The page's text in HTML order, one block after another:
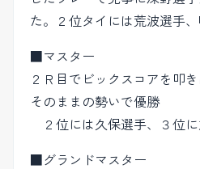
た。２位タイには荒波選手
■マスター
２Ｒ目でビックスコアを叩
そのままの勢いで優勝
２位には久保選手、３位
■グランドマスター